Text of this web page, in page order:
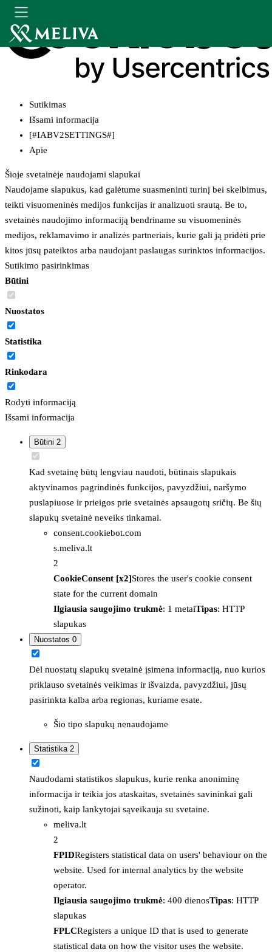
Sutikimas
Išsami informacija
[#IABV2SETTINGS#]
Apie
Šioje svetainėje naudojami slapukai
Naudojame slapukus, kad galėtume suasmeninti turinį bei skelbimus,
teikti visuomeninės medijos funkcijas ir analizuoti srautą. Be to,
svetainės naudojimo informaciją bendriname su visuomeninės
medijos, reklamavimo ir analizės partneriais, kurie gali ją pridėti prie
kitos jūsų pateiktos arba naudojant paslaugas surinktos informacijos.
Sutikimo pasirinkimas
Būtini
Nuostatos
Statistika
Rinkodara
Rodyti informaciją
Išsami informacija
Būtini 2
Kad svetainę būtų lengviau naudoti, būtinais slapukais
aktyvinamos pagrindinės funkcijos, pavyzdžiui, naršymo
puslapiuose ir prieigos prie svetainės apsaugotų sričių. Be šių
slapukų svetainė neveiks tinkamai.
consent.cookiebot.com
s.meliva.lt
2
CookieConsent [x2]Stores the user's cookie consent
state for the current domain
Ilgiausia saugojimo trukmė: 1 metaiTipas: HTTP
slapukas
Nuostatos 0
Dėl nuostatų slapukų svetainė įsimena informaciją, nuo kurios
priklauso svetainės veikimas ir išvaizda, pavyzdžiui, jūsų
pasirinkta kalba arba regionas, kuriame esate.
Šio tipo slapukų nenaudojame
Statistika 2
Naudodami statistikos slapukus, kurie renka anoniminę
informacija ir teikia jos ataskaitas, svetainės savininkai gali
sužinoti, kaip lankytojai sąveikauja su svetaine.
meliva.lt
2
FPIDRegisters statistical data on users' behaviour on the
website. Used for internal analytics by the website
operator.
Ilgiausia saugojimo trukmė: 400 dienosTipas: HTTP
slapukas
FPLCRegisters a unique ID that is used to generate
statistical data on how the visitor uses the website.